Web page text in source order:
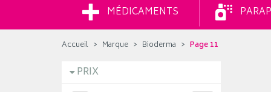
MÉDICAMENTS
Accueil Marque Bioderma Page 11
PRIX